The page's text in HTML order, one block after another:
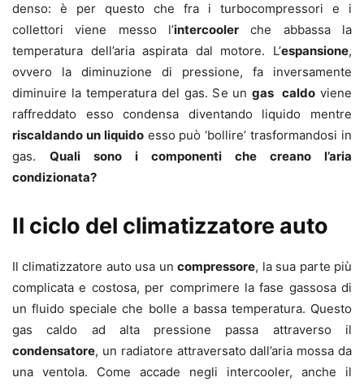
denso: è per questo che fra i turbocompressori e i
collettori viene messo l’intercooler che abbassa la
temperatura dell’aria aspirata dal motore. L’espansione,
ovvero la diminuzione di pressione, fa inversamente
diminuire la temperatura del gas. Se ungas caldo viene
raffreddato esso condensa diventando liquido mentre
riscaldando un liquidoesso può ‘bollire’ trasformandosi in
gas. Quali sono i componenti che creano l’aria
condizionata?
Il ciclo del climatizzatore auto
Il climatizzatore auto usa uncompressore, la sua parte più
complicata e costosa, per comprimere la fase gassosa di
un fluido speciale che bolle a bassa temperatura. Questo
gas caldo ad alta pressione passa attraverso il
condensatore, un radiatore attraversato dall’aria mossa da
una ventola. Come accade negli intercooler, anche il